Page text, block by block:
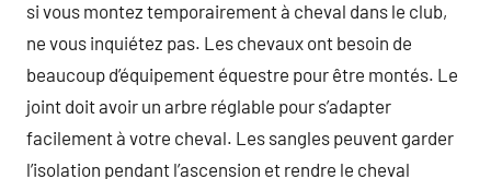
si vous montez temporairement à cheval dans le club,
ne vous inquiétez pas. Les chevaux ont besoin de
beaucoup d’équipement équestre pour être montés. Le
joint doit avoir un arbre réglable pour s’adapter
facilement à votre cheval. Les sangles peuvent garder
l’isolation pendant l’ascension et rendre le cheval